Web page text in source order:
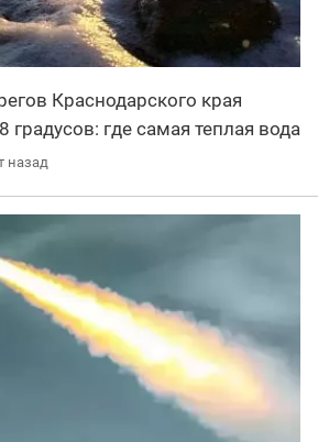
Краснодарского края
градусов: где самая теплая вода
назад